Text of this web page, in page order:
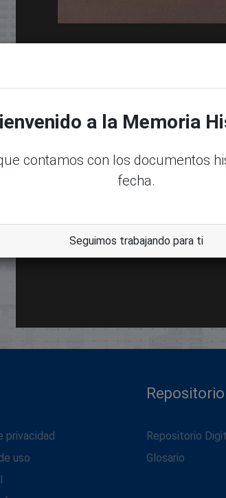
privacidad
uso
Repositorio
Repositorio
Glosario
a la Memoria
contamos con los documentos
fecha.
Seguimos trabajando para ti